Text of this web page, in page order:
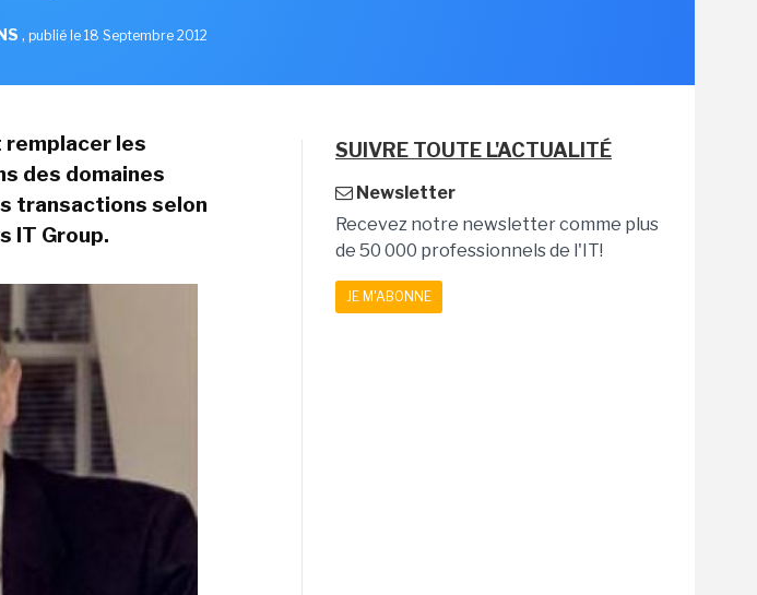
, publié le 18 Septembre 2012
remplacer les
des domaines
transactions selon
IT Group.
SUIVRE TOUTE L'ACTUALITÉ
Newsletter
Recevez notre newsletter comme plus
de 50 000 professionnels de l'IT!
JE M'ABONNE